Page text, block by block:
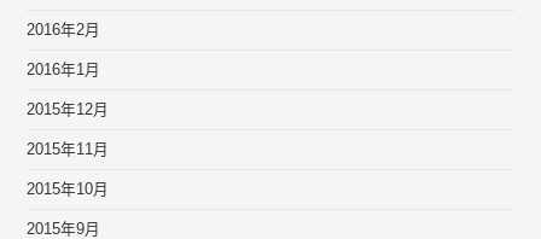
2016年2月
2016年1月
2015年12月
2015年11月
2015年10月
2015年9月